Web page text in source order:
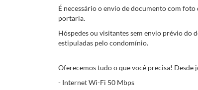
É necessário o envio de documento com
portaria.
Hóspedes ou visitantes sem envio prévio do
estipuladas pelo condomínio.
Oferecemos tudo o que você precisa! Desde
- Internet Wi-Fi 50 Mbps